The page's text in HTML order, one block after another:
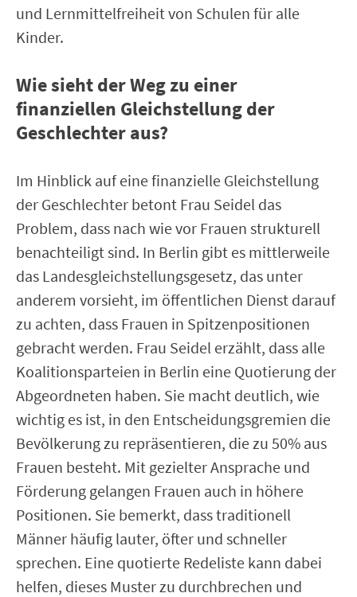
und Lernmittelfreiheit von Schulen für alle
Kinder.
Wie sieht der Weg zu einer
finanziellen Gleichstellung der
Geschlechter aus?
Im Hinblick auf eine finanzielle Gleichstellung
der Geschlechter betont Frau Seidel das
Problem, dass nach wie vor Frauen strukturell
benachteiligt sind. In Berlin gibt es mittlerweile
das Landesgleichstellungsgesetz, das unter
anderem vorsieht, im öffentlichen Dienst darauf
zu achten, dass Frauen in Spitzenpositionen
gebracht werden. Frau Seidel erzählt, dass alle
Koalitionsparteien in Berlin eine Quotierung der
Abgeordneten haben. Sie macht deutlich, wie
wichtig es ist, in den Entscheidungsgremien die
Bevölkerung zu repräsentieren, die zu 50% aus
Frauen besteht. Mit gezielter Ansprache und
Förderung gelangen Frauen auch in höhere
Positionen. Sie bemerkt, dass traditionell
Männer häufig lauter, öfter und schneller
sprechen. Eine quotierte Redeliste kann dabei
helfen, dieses Muster zu durchbrechen und